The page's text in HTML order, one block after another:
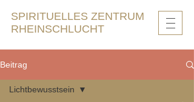
SPIRITUELLES ZENTRUM
RHEINSCHLUCHT
Beitrag
Lichtbewusstsein